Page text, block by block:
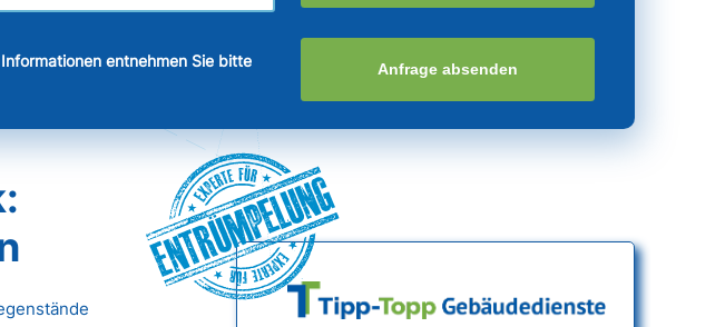
entnehmen Sie bitte
Anfrage absenden
Entrümpelung